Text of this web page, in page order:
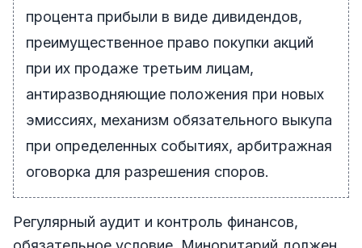
процента прибыли в виде дивидендов,
преимущественное право покупки акций
при их продаже третьим лицам,
антиразводняющие положения при новых
эмиссиях, механизм обязательного выкупа
при определенных событиях, арбитражная
оговорка для разрешения споров.
Регулярный аудит и контроль финансов,